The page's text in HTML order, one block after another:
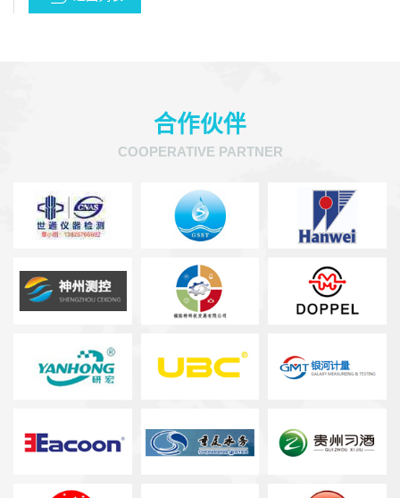
合作伙伴
COOPERATIVE PARTNER